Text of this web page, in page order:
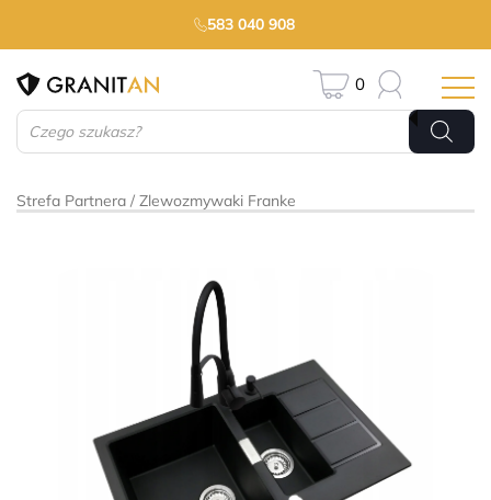
583 040 908
Wyszukiwarka
produktów
0
Strefa Partnera Zlewozmywaki Franke